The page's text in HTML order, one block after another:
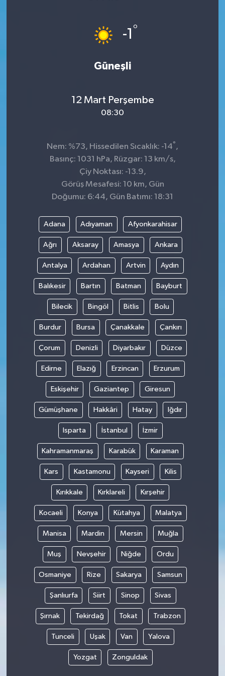
-1°
Güneşli
12 Mart Perşembe
08:30
Nem: %73, Hissedilen Sıcaklık: -14° ,
Basınç: 1031 hPa, Rüzgar: 13 km/s,
Çiy Noktası: -13.9,
Görüş Mesafesi: 10 km, Gün
Doğumu: 6:44, Gün Batımı: 18:31
Adana Adıyaman Afyonkarahisar
Ağrı Aksaray Amasya Ankara
Antalya Ardahan Artvin Aydın
Balıkesir Bartın Batman Bayburt
Bilecik Bingöl Bitlis Bolu
Burdur Bursa Çanakkale Çankırı
Çorum Denizli Diyarbakır Düzce
Edirne Elazığ Erzincan Erzurum
Eskişehir Gaziantep Giresun
Gümüşhane Hakkâri Hatay Iğdır
Isparta İstanbul İzmir
Kahramanmaraş Karabük Karaman
Kars Kastamonu Kayseri Kilis
Kırıkkale Kırklareli Kırşehir
Kocaeli Konya Kütahya Malatya
Manisa Mardin Mersin Muğla
Muş Nevşehir Niğde Ordu
Osmaniye Rize Sakarya Samsun
Şanlıurfa Siirt Sinop Sivas
Şırnak Tekirdağ Tokat Trabzon
Tunceli Uşak Van Yalova
Yozgat Zonguldak
SİVİL TOPLUM
SOSYAL YAŞAM
ULUSAL HABERLER